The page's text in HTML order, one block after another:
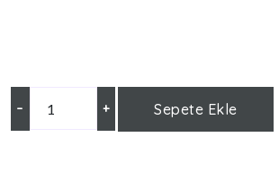
– + Sepete Ekle